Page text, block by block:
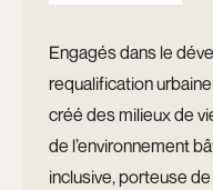
Engagés dans le
requalification
créé des milieux de
de l’environnement
inclusive, porteuse